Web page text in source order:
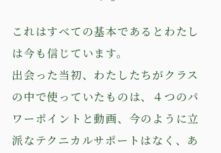
これはすべての基本であるとわたし
は今も信じています。
出会った当初、わたしたちがクラス
の中で使っていたものは、４つのパ
ワーポイントと動画、今のように立
派なテクニカルサポートはなく、あ